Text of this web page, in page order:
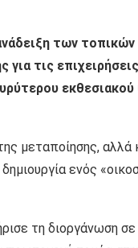
των
για τις
μεταποίησης, αλλά
ενός
τη διοργάνωση